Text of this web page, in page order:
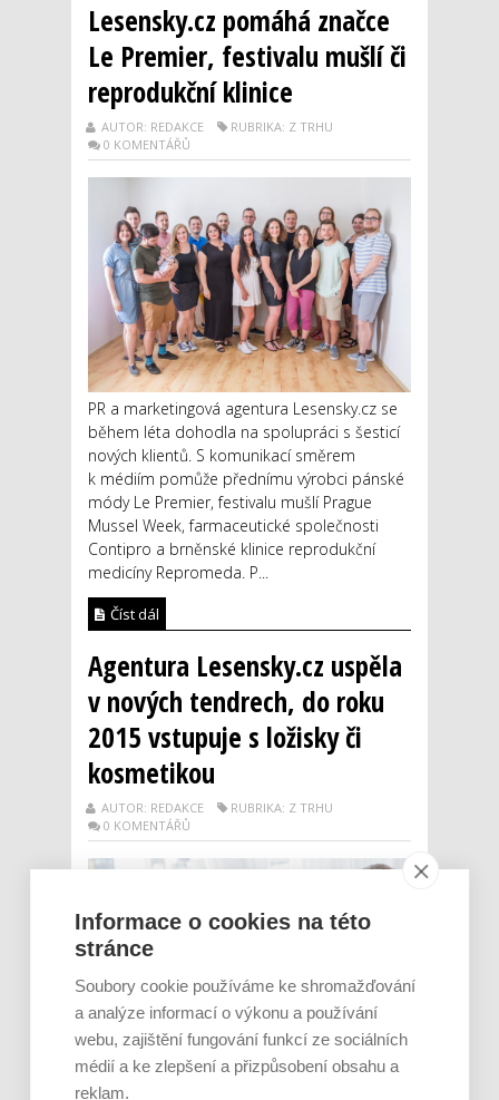
Lesensky.cz pomáhá značce
Le Premier, festivalu mušlí či
reprodukční klinice
AUTOR: REDAKCE
RUBRIKA: Z TRHU
0 KOMENTÁŘŮ
PR a marketingová agentura Lesensky.cz se
během léta dohodla na spolupráci s šesticí
nových klientů. S komunikací směrem
k médiím pomůže přednímu výrobci pánské
módy Le Premier, festivalu mušlí Prague
Mussel Week, farmaceutické společnosti
Contipro a brněnské klinice reprodukční
medicíny Repromeda. P...
Číst dál
Agentura Lesensky.cz uspěla
v nových tendrech, do roku
2015 vstupuje s ložisky či
kosmetikou
AUTOR: REDAKCE
RUBRIKA: Z TRHU
0 KOMENTÁŘŮ
Do klientského portfolia PR a marketingové
Informace o cookies na této
stránce
Soubory cookie používáme ke shromažďování
a analýze informací o výkonu a používání
webu, zajištění fungování funkcí ze sociálních
médií a ke zlepšení a přizpůsobení obsahu a
reklam.